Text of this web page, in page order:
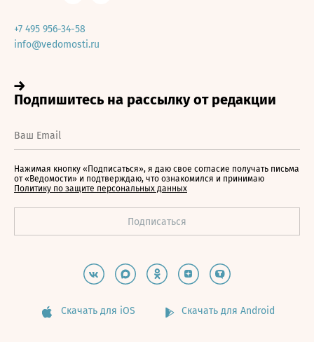
+7 495 956-34-58
info@vedomosti.ru
Нажимая кнопку «Подписаться», я даю свое согласие получать письма
от «Ведомости» и подтверждаю, что ознакомился и принимаю
Политику по защите персональных данных
Скачать для iOS Скачать для Android